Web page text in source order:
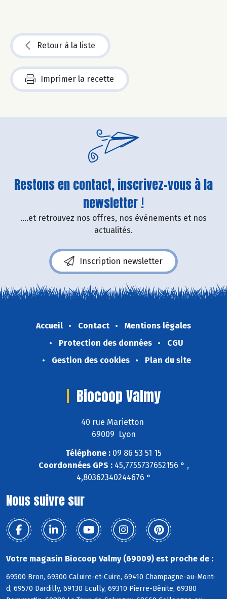
Retour à la liste
Imprimer la recette
Restons en contact, inscrivez-vous à la
newsletter !
....et retrouvez nos offres, nos événements et nos
actualités.
Inscription newsletter
Accueil Contact
Mentions légales
Protection des données
CGU
Gestion des cookies
Plan du site
Biocoop Valmy
40 rue Marietton
69009 Lyon
Téléphone : 09 86 53 51 15
Coordonnées GPS :45,7755737652156 ° ,
4,80362340244676 °
Nous suivre sur
Votre magasin Biocoop Valmy (69009) est proche de :
69500 Bron, 69300 Caluire-et-Cuire, 69410 Champagne-au-Mont-
d, 69570 Dardilly, 69130 Ecully, 69310 Pierre-Bénite, 69380